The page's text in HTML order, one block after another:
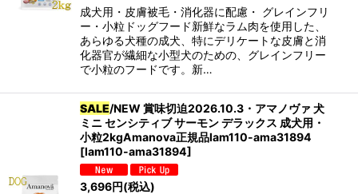
成犬用・皮膚被毛・消化器に配慮・ グレインフリ
ー・小粒ドッグフード新鮮なラム肉を使用した、
あらゆる犬種の成犬、特にデリケートな皮膚と消
化器官が繊細な小型犬のための、グレインフリー
で小粒のフードです。新…
SALE/NEW 賞味切迫2026.10.3・アマノヴァ 犬
ミニ センシティブ サーモン デラックス 成犬用・
小粒2kgAmanova正規品lam110-ama31894
[lam110-ama31894]
3,696円(税込)